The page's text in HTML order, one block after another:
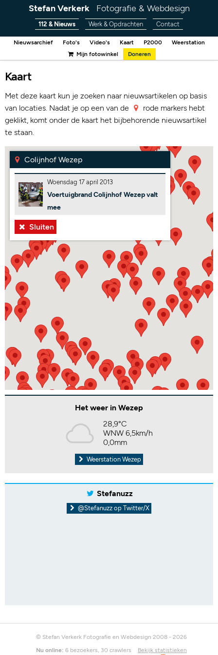
Stefan Verkerk Fotografie & Webdesign
112 & Nieuws Werk & Opdrachten Contact
Nieuwsarchief Foto's Video's Kaart P2000
Weerstation
Mijn fotowinkel
Doneren
Kaart
Met deze kaart kun je zoeken naar nieuwsartikelen op basis
van locaties. Nadat je op een van de
rode markers hebt
geklikt, komt onder de kaart het bijbehorende nieuwsartikel
te staan.
Colijnhof Wezep
Woensdag 17 april 2013
Voertuigbrand Colijnhof Wezep valt
mee
Sluiten
Het weer in Wezep
28,9°C
WNW 6,5km/h
0,0mm
Weerstation Wezep
Stefanuzz
@Stefanuzz op Twitter/X
© Stefan Verkerk Fotografie en Webdesign 2008 - 2026
Nu online: 6 bezoekers, 30 crawlers
Bekijk statistieken